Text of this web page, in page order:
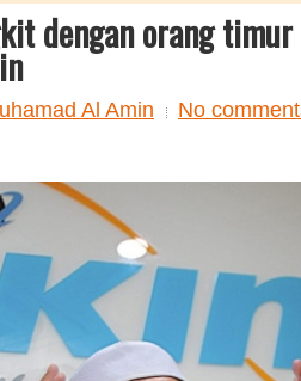
dengan orang
Al Amin No